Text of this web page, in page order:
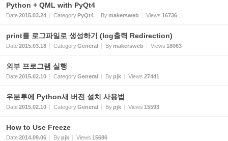
Python + QML with PyQt4
Date2015.03.24 CategoryPyQt4 Bymakersweb Views 16736
print를 로그파일로 생성하기 (log출력 Redirection)
Date2015.03.18 CategoryGeneral Bymakersweb Views 18063
외부 프로그램 실행
Date2015.02.10 CategoryGeneral Bypjk Views 27441
우분투에 Python새 버전 설치 사용법
Date2015.02.10 CategoryGeneral Bypjk Views 15593
How to Use Freeze
Date2014.09.06 Bypjk Views 15686